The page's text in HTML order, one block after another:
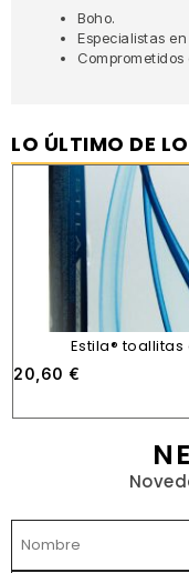
Boho.
Especialistas
LO ÚLTIMO DE
Estila®
20,60 €